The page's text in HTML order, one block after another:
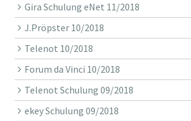
Gira Schulung eNet 11/2018
J.Pröpster 10/2018
Telenot 10/2018
Forum da Vinci 10/2018
Telenot Schulung 09/2018
ekey Schulung 09/2018